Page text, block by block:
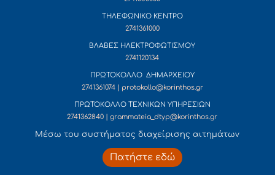
ΤΗΛΕΦΩΝΙΚΟ ΚΕΝΤΡΟ
2741361000
ΒΛΑΒΕΣ ΗΛΕΚΤΡΟΦΩΤΙΣΜΟΥ
2741120134
ΠΡΩΤΟΚΟΛΛΟ ΔΗΜΑΡΧΕΙΟΥ
2741361074 | protokollo@korinthos.gr
ΠΡΩΤΟΚΟΛΛΟ ΤΕΧΝΙΚΩΝ ΥΠΗΡΕΣΙΩΝ
2741362840 | grammateia_dtyp@korinthos.gr
Mέσω του συστήματος διαχείρισης αιτημάτων
Πατήστε εδώ